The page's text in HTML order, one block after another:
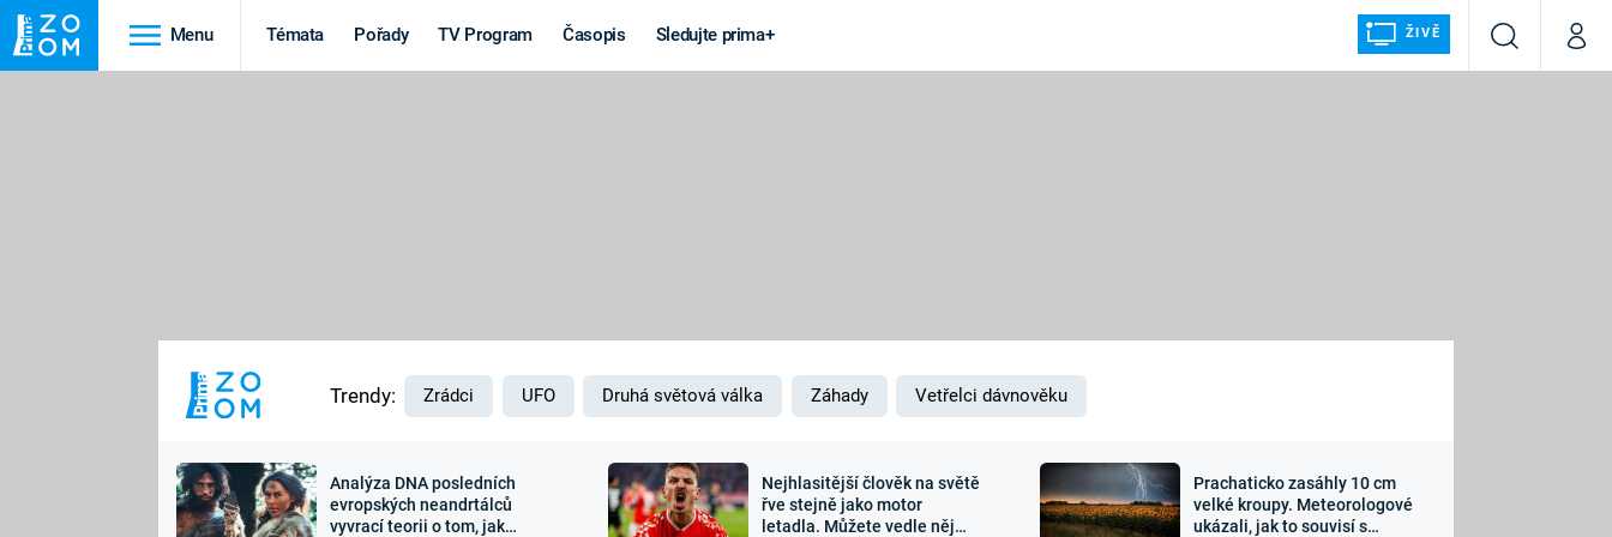
Menu Témata Pořady TV Program Časopis Sledujte prima+ ŽIVĚ
VyhledáváníMůj
MARS
Výročí
Záhady a
Zajímavosti Sledujte nás
Trendy: Zrádci UFO Druhá světová válka Záhady Vetřelci dávnověku
Analýza DNA posledních
evropských neandrtálců
vyvrací teorii o tom, jak
Nejhlasitější člověk na světě
řve stejně jako motor
letadla. Můžete vedle něj
Prachaticko zasáhly 10 cm
velké kroupy. Meteorologové
ukázali, jak to souvisí s